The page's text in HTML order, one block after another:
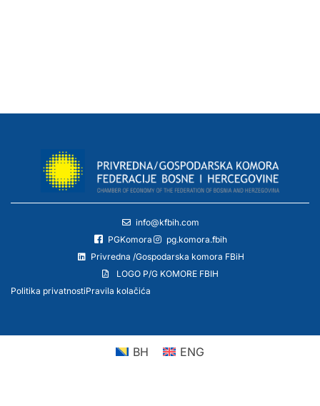
info@kfbih.com
PGKomora
pg.komora.fbih
Privredna /Gospodarska komora FBiH
LOGO P/G KOMORE FBIH
Politika privatnostiPravila kolačića
BH ENG